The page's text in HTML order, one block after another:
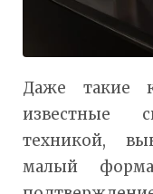
Даже такие
известные
техникой,
малый